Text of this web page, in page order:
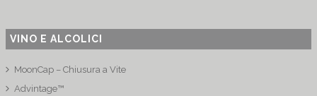
VINO E ALCOLICI
MoonCap – Chiusura a Vite
Advintage™